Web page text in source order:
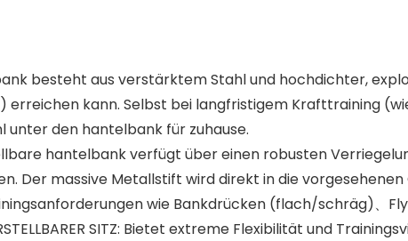
besteht aus verstärktem Stahl und hochdichter,
erreichen kann. Selbst bei langfristigem Krafttraining
unter den hantelbank für zuhause.
hantelbank verfügt über einen robusten
Der massive Metallstift wird direkt in die
wie Bankdrücken (flach/schräg)、
SITZ: Bietet extreme Flexibilität und